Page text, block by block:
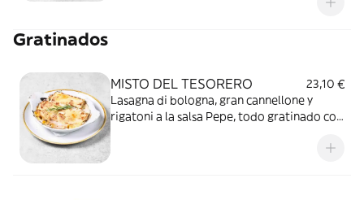
Gratinados
MISTO DEL TESORERO
23,10 €
Lasagna di bologna, gran cannellone y
rigatoni a la salsa Pepe, todo gratinado con